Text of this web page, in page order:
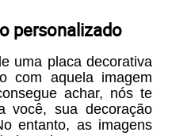
personalizado
uma placa decorativa
com aquela imagem
achar, nós te
você, sua decoração
entanto, as imagens